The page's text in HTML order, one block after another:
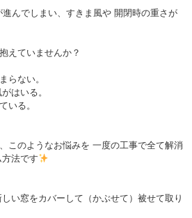
んでしまい、すきま風や 開閉時の重さが
えていませんか？
らない。
はいる。
いる。
このようなお悩みを 一度の工事で全て解消
法です
い窓をカバーして（かぶせて）被せて取り